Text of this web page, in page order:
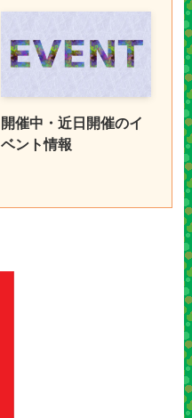
開催中・近日開催のイ
ベント情報